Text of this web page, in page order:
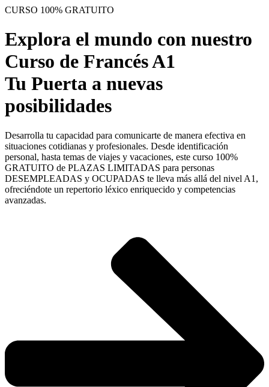
CURSO 100% GRATUITO
Explora el mundo con nuestro
Curso de Francés A1
Tu Puerta a nuevas
posibilidades
Desarrolla tu capacidad para comunicarte de manera efectiva en
situaciones cotidianas y profesionales. Desde identificación
personal, hasta temas de viajes y vacaciones, este curso 100%
GRATUITO de PLAZAS LIMITADAS para personas
DESEMPLEADAS y OCUPADAS te lleva más allá del nivel A1,
ofreciéndote un repertorio léxico enriquecido y competencias
avanzadas.